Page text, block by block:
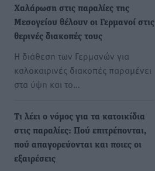
Χαλάρωση στις παραλίες της
Μεσογείου θέλουν οι Γερμανοί στις
θερινές διακοπές τους
Η διάθεση των Γερμανών για
καλοκαιρινές διακοπές παραμένει
στα ύψη και το…
Τι λέει ο νόμος για τα κατοικίδια
στις παραλίες: Πού επιτρέπονται,
πού απαγορεύονται και ποιες οι
εξαιρέσεις